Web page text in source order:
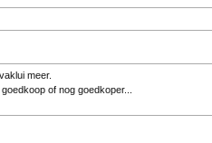
meer.
of nog goedkoper...